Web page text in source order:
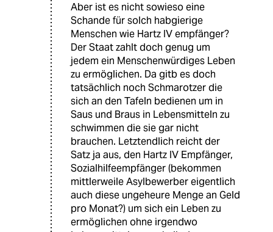
Aber ist es nicht sowieso eine
Schande für solch habgierige
Menschen wie Hartz IV empfänger?
Der Staat zahlt doch genug um
jedem ein Menschenwürdiges Leben
zu ermöglichen. Da gitb es doch
tatsächlich noch Schmarotzer die
sich an den Tafeln bedienen um in
Saus und Braus in Lebensmitteln zu
schwimmen die sie gar nicht
brauchen. Letztendlich reicht der
Satz ja aus, den Hartz IV Empfänger,
Sozialhilfeempfänger (bekommen
mittlerweile Asylbewerber eigentlich
auch diese ungeheure Menge an Geld
pro Monat?) um sich ein Leben zu
ermöglichen ohne irgendwo